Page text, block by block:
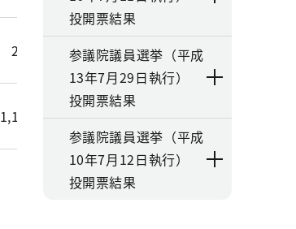
218,095.049票
1,146,571.158票
投開票結果
参議院議員選挙（平成
13年7月29日執行）
投開票結果
参議院議員選挙（平成
10年7月12日執行）
投開票結果